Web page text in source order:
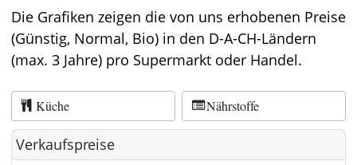
Die Grafiken zeigen die von uns erhobenen Preise
(Günstig, Normal, Bio) in den D-A-CH-Ländern
(max. 3 Jahre) pro Supermarkt oder Handel.
Küche Nährstoffe
Verkaufspreise